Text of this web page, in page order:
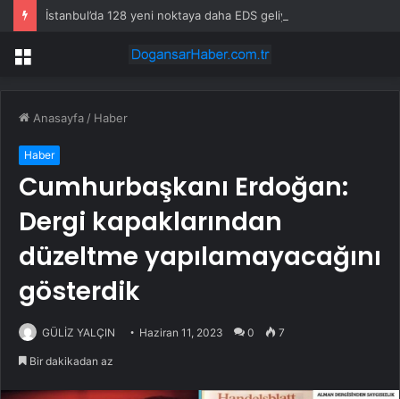
İstanbul’da 128 yeni noktaya daha EDS geliyor
Menü
Anasayfa / Haber
Haber
Cumhurbaşkanı Erdoğan:
Dergi kapaklarından
düzeltme yapılamayacağını
gösterdik
GÜLİZ YALÇIN Haziran 11, 2023 0 7
Bir dakikadan az